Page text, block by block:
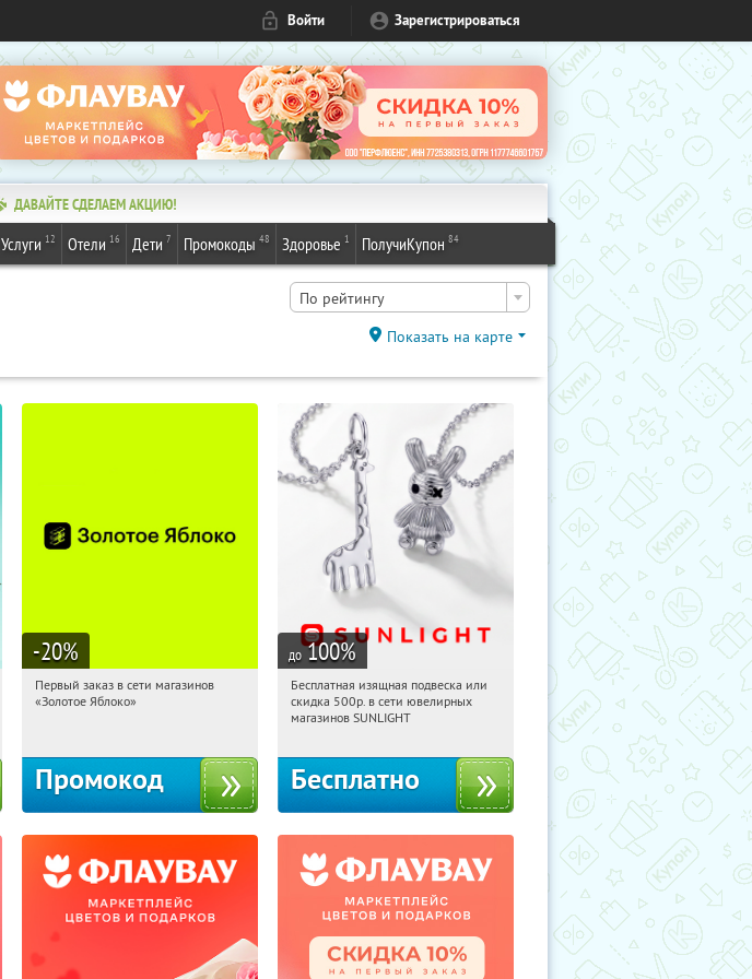
Войти Зарегистрироваться
ДАВАЙТЕ СДЕЛАЕМ АКЦИЮ!
Услуги 12 Отели 16 Дети 7 Промокоды 48 Здоровье 1 ПолучиКупон 84
По рейтингу
Показать на карте
-20%
18:15:29
Получи первым!
Первый заказ в сети магазинов
«Золотое Яблоко»
Промокод
до 100%
18:15:29 Получили:
Россия
Бесплатная изящная подвеска или
скидка 500р. в сети ювелирных
магазинов SUNLIGHT
Бесплатно